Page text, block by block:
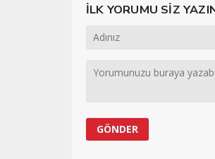
İLK YORUMU SİZ